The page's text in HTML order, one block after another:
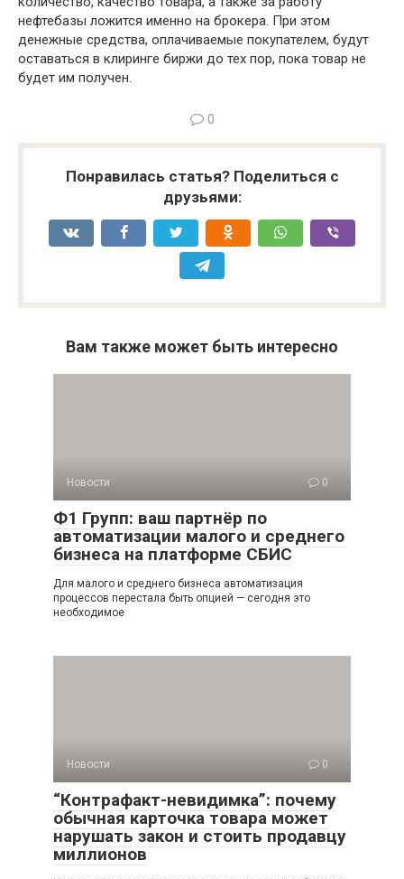
нефтебазы ложится именно на брокера. При этом
денежные средства, оплачиваемые покупателем, будут
оставаться в клиринге биржи до тех пор, пока товар не
будет им получен.
0
Понравилась статья? Поделиться с
друзьями:
Вам также может быть интересно
Новости 0
Ф1 Групп: ваш партнёр по
автоматизации малого и среднего
бизнеса на платформе СБИС
Для малого и среднего бизнеса автоматизация
процессов перестала быть опцией — сегодня это
необходимое
Новости 0
“Контрафакт-невидимка”: почему
обычная карточка товара может
нарушать закон и стоить продавцу
миллионов